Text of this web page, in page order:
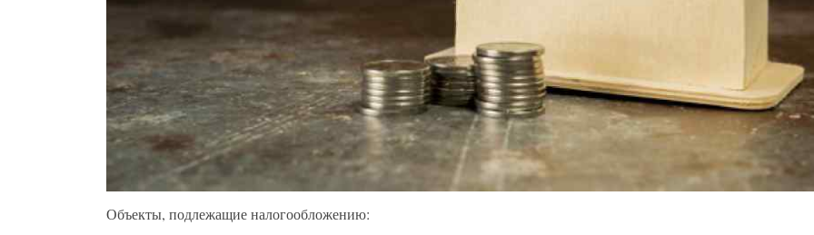
Объекты, подлежащие налогообложению: